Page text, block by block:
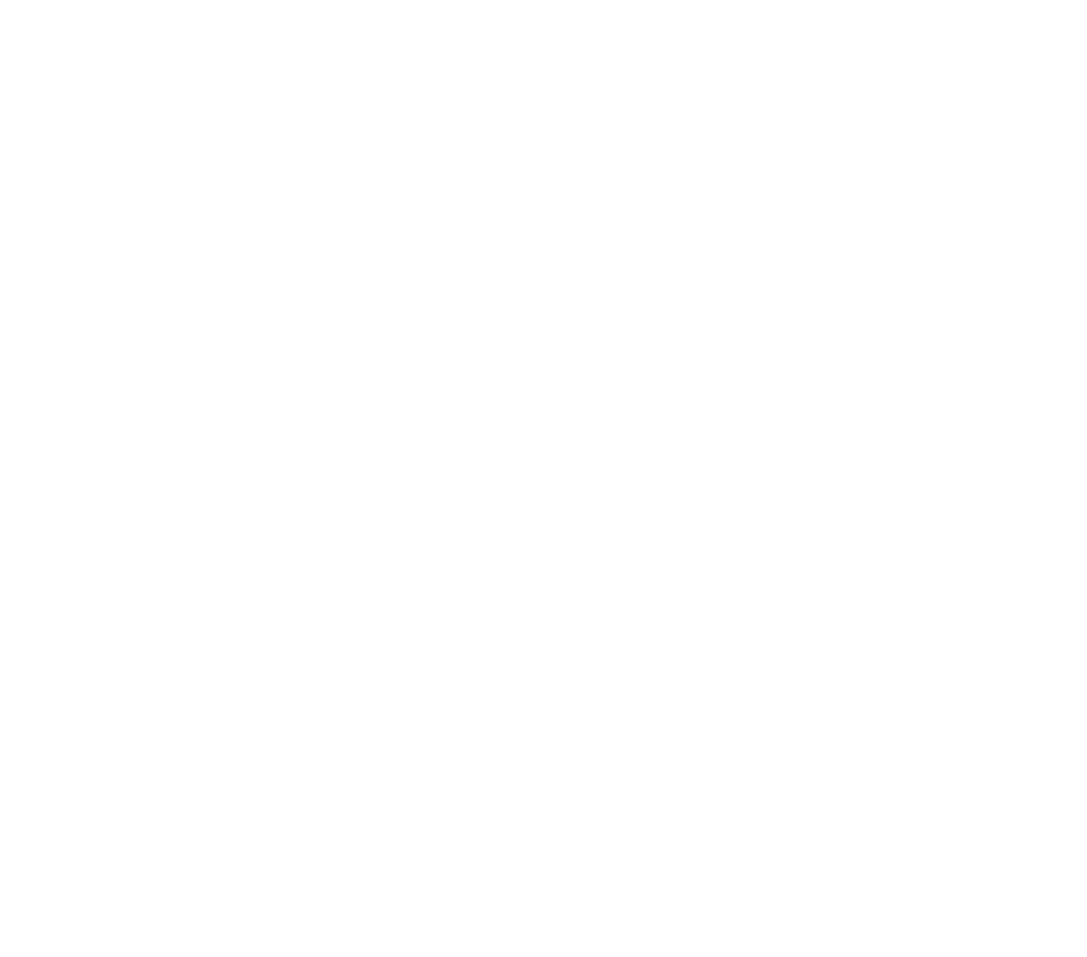
méretű ágy áll rendelkezésre.
előzetes foglalás szükséges (Assisi, mexikói, mediterrán, francia, grill, amerikai)
órájában